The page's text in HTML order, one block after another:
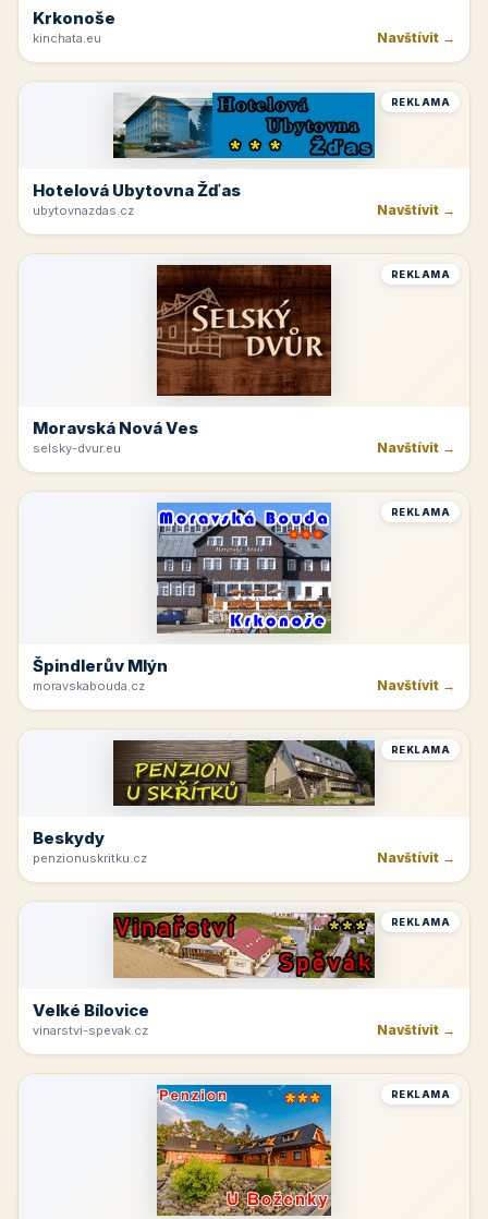
Krkonoše
kinchata.eu Navštívit →
REKLAMA
Hotelová Ubytovna Žďas
ubytovnazdas.cz Navštívit →
REKLAMA
Moravská Nová Ves
selsky-dvur.eu Navštívit →
REKLAMA
Špindlerův Mlýn
moravskabouda.cz Navštívit →
REKLAMA
Beskydy
penzionuskritku.cz Navštívit →
REKLAMA
Velké Bílovice
vinarstvi-spevak.cz Navštívit →
REKLAMA